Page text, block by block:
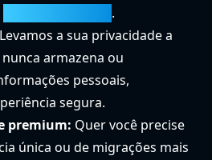
.
Levamos a sua privacidade a
armazena ou
pessoais,
segura.
premium: Quer você precise
única ou de migrações mais